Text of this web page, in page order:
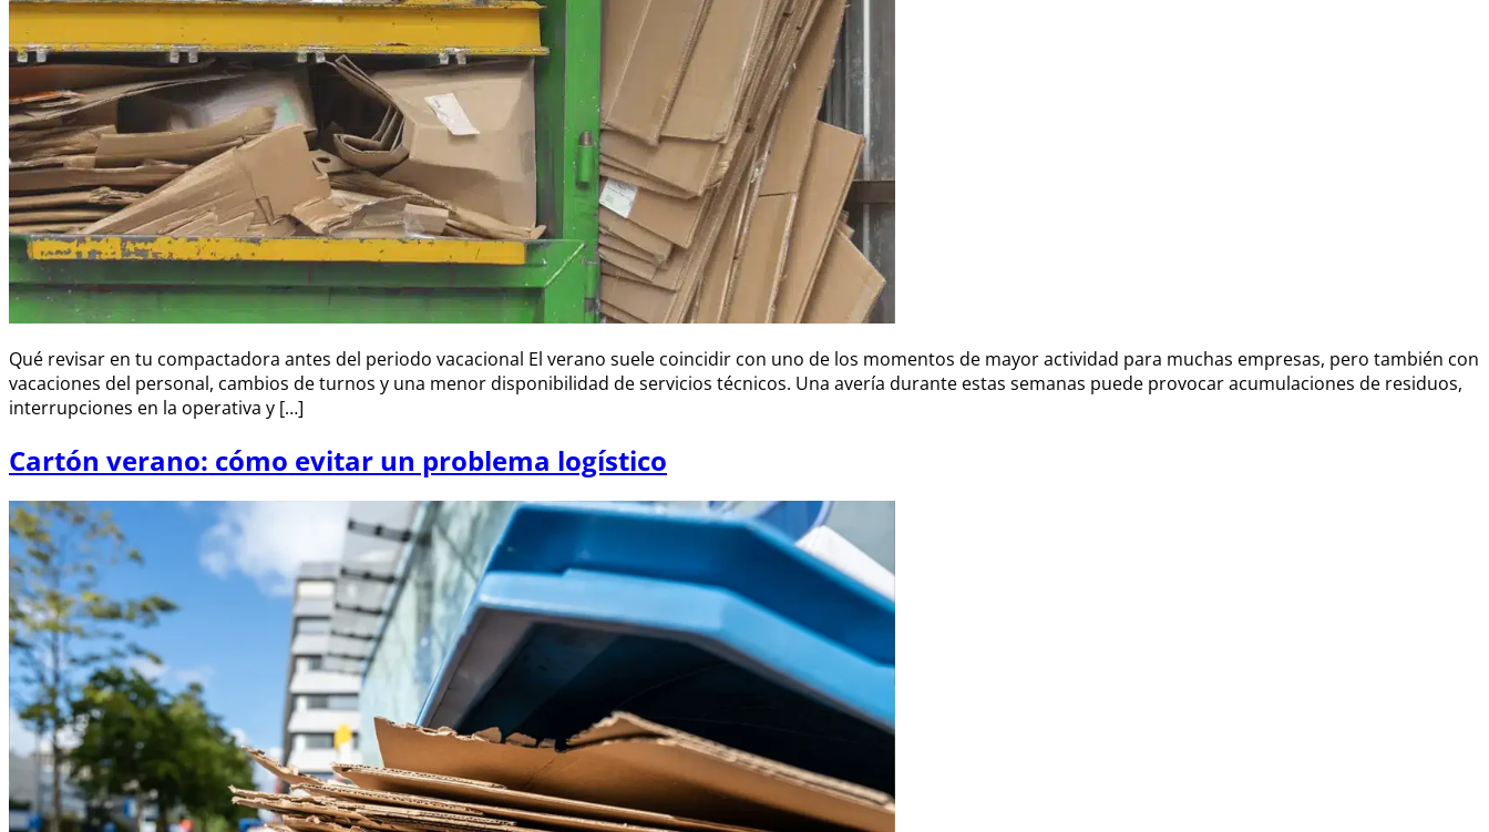
Qué revisar en tu compactadora antes del periodo vacacional El verano suele coincidir con uno de los momentos de mayor actividad para muchas empresas, pero también con
vacaciones del personal, cambios de turnos y una menor disponibilidad de servicios técnicos. Una avería durante estas semanas puede provocar acumulaciones de residuos,
interrupciones en la operativa y […]
Cartón verano: cómo evitar un problema logístico